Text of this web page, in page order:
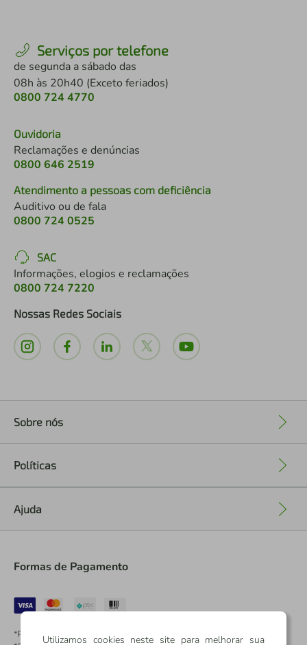
Serviços por telefone
de segunda a sábado das
08h às 20h40 (Exceto feriados)
0800 724 4770
Ouvidoria
Reclamações e denúncias
0800 646 2519
Atendimento a pessoas com deficiência
Auditivo ou de fala
0800 724 0525
SAC
Informações, elogios e reclamações
0800 724 7220
Nossas Redes Sociais
Sobre nós
Políticas
Ajuda
Formas de Pagamento
*Pontos dos Cartões Sicredi
Utilizamos cookies neste site para melhorar sua